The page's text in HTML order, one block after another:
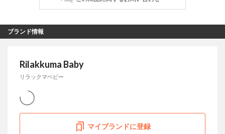
ブランド情報
Rilakkuma Baby
リラックマベビー
マイブランドに登録